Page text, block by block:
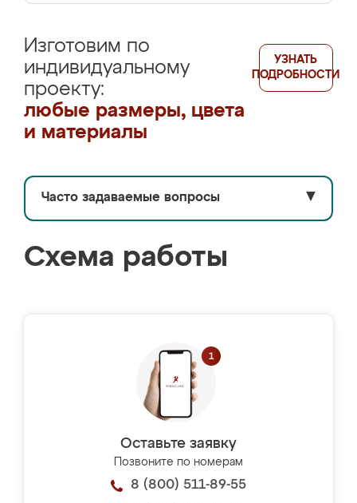
Изготовим по
индивидуальному
проекту:
любые размеры, цвета
и материалы
УЗНАТЬ
ПОДРОБНОСТИ
Часто задаваемые вопросы ▼
Схема работы
Оставьте заявку
Позвоните по номерам
8 (800) 511-89-55